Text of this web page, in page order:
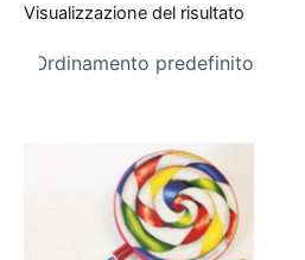
Visualizzazione del risultato